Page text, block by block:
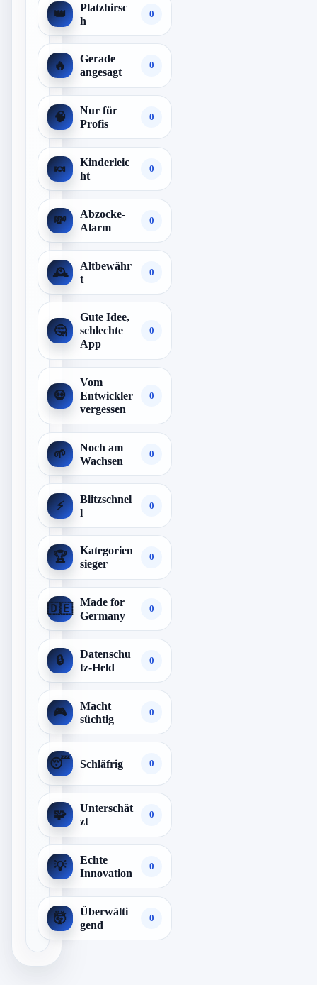
👑
Platzhirsc
h
0
🔥
Gerade
angesagt
0
🧠
Nur für
Profis
0
🍬
Kinderleic
ht
0
💸
Abzocke-
Alarm
0
🕰️
Altbewähr
t
0
🤔
Gute Idee,
schlechte
App
0
💀
Vom
Entwickler
vergessen
0
🌱
Noch am
Wachsen
0
⚡
Blitzschnel
l
0
🏆
Kategorien
sieger
0
🇩🇪
Made for
Germany
0
🔒
Datenschu
tz-Held
0
🎮
Macht
süchtig
0
😴 Schläfrig 0
🧩
Unterschät
zt
0
💡
Echte
Innovation
0
🤯
Überwälti
gend
0